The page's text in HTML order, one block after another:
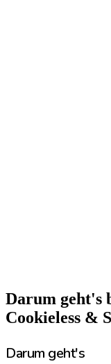
Darum geht's
Cookieless &
Darum geht's